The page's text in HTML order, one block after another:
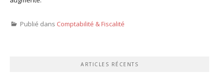
Publié dans Comptabilité & Fiscalité
ARTICLES RÉCENTS